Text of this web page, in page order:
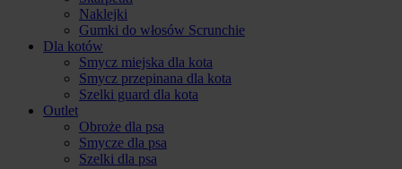
Naklejki
Gumki do włosów Scrunchie
Dla kotów
Smycz miejska dla kota
Smycz przepinana dla kota
Szelki guard dla kota
Outlet
Obroże dla psa
Smycze dla psa
Szelki dla psa